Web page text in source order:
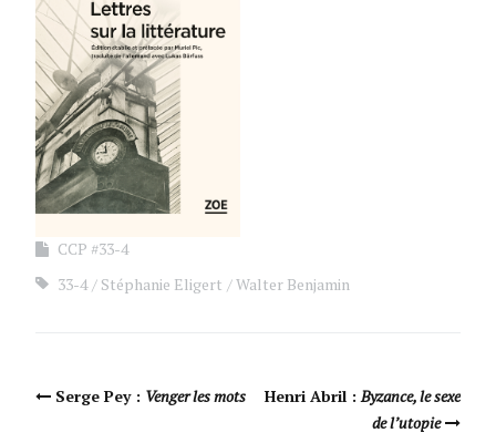
CCP #33-4
33-4
Stéphanie Eligert Walter Benjamin
Navigation Article
Serge Pey : Venger les mots Henri Abril : Byzance, le sexe
de l’utopie